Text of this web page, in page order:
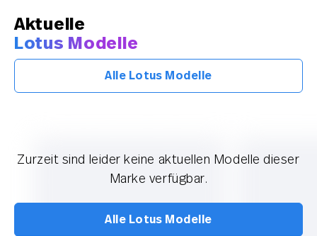
Aktuelle
Lotus Modelle
Alle Lotus Modelle
Zurzeit sind leider keine aktuellen Modelle dieser
Marke verfügbar.
Alle Lotus Modelle